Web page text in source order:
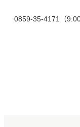
0859-35-4171（